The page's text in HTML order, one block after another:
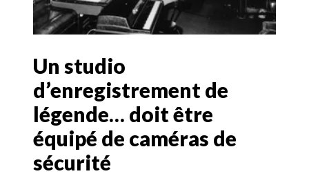
Un studio
d’enregistrement de
légende… doit être
équipé de caméras de
sécurité